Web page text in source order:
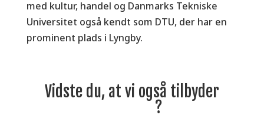
med kultur, handel og Danmarks Tekniske
Universitet også kendt som DTU, der har en
prominent plads i Lyngby.
Vidste du, at vi også tilbyder
fliserens ?